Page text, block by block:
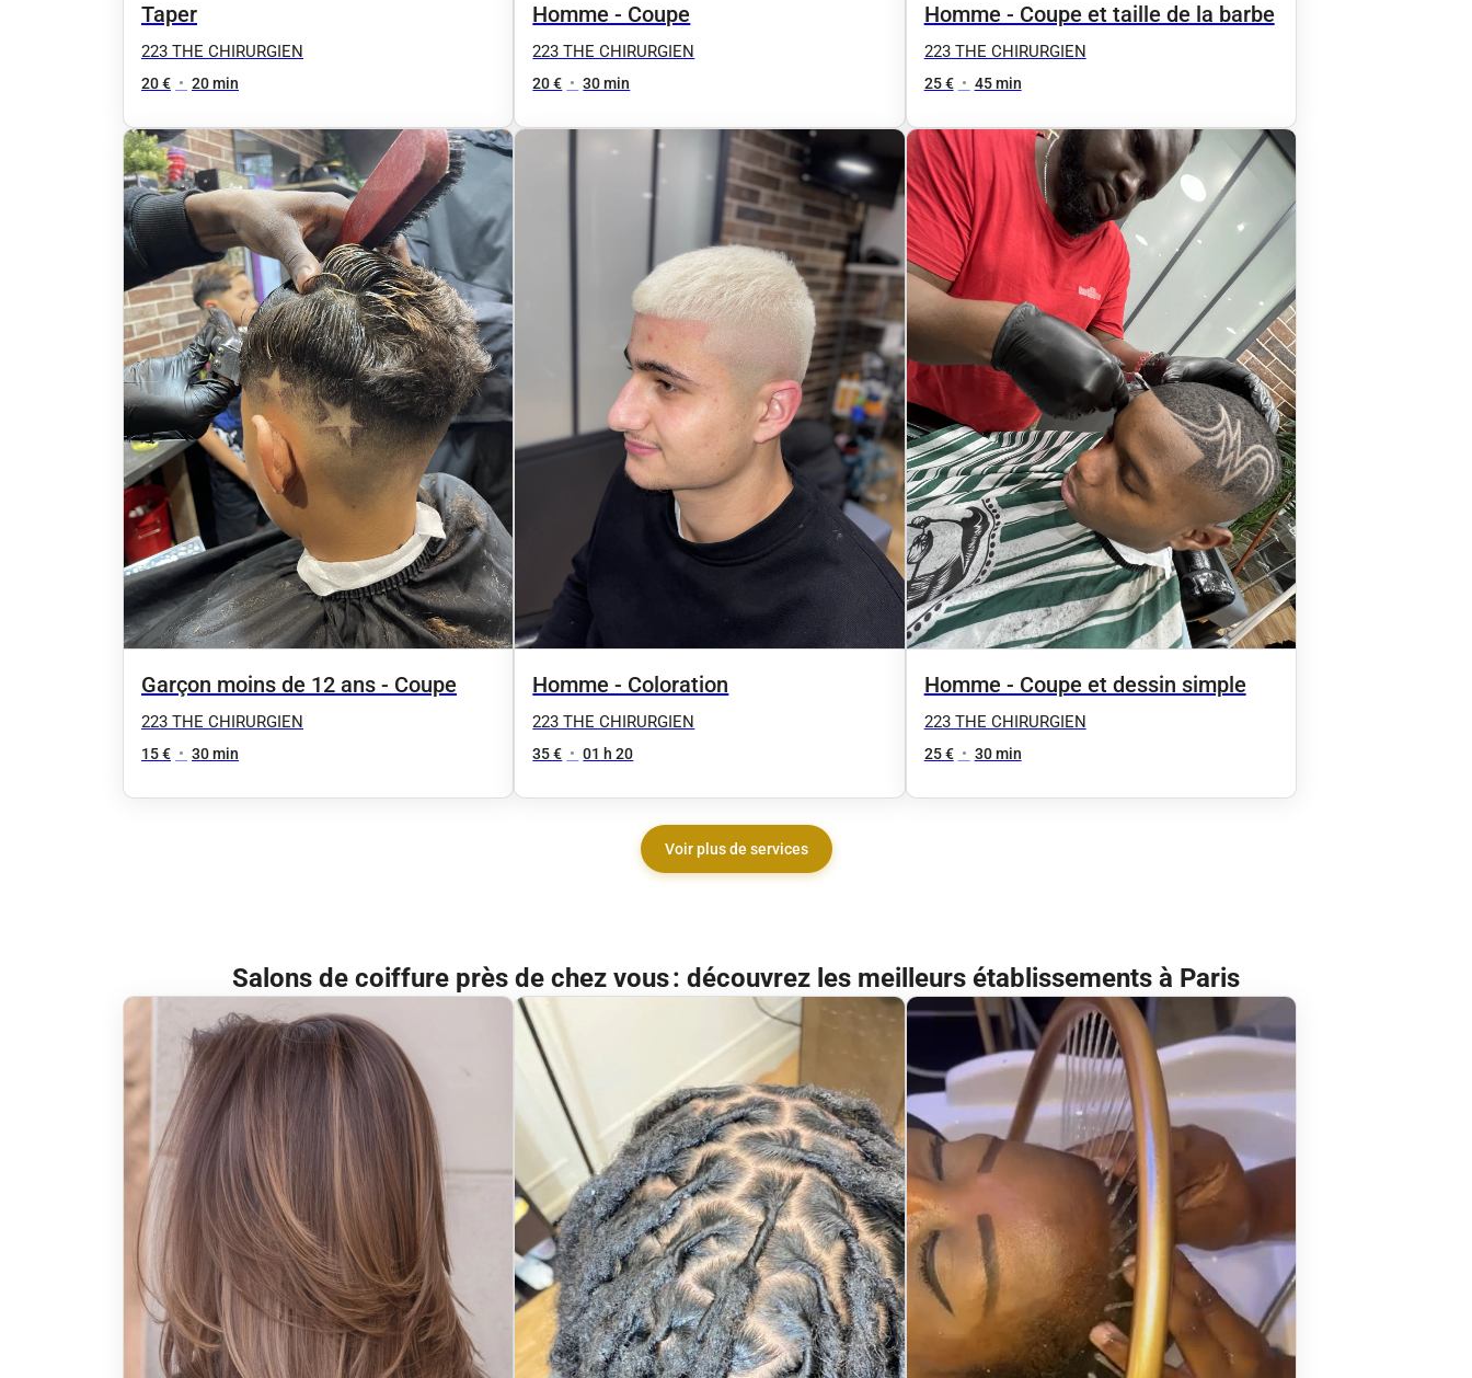
Taper
223 THE CHIRURGIEN
20 € • 20 min
Homme - Coupe
223 THE CHIRURGIEN
20 € • 30 min
Homme - Coupe et taille de la barbe
223 THE CHIRURGIEN
25 € • 45 min
Garçon moins de 12 ans - Coupe
223 THE CHIRURGIEN
15 € • 30 min
Homme - Coloration
223 THE CHIRURGIEN
35 € • 01 h 20
Homme - Coupe et dessin simple
223 THE CHIRURGIEN
25 € • 30 min
Voir plus de services
Salons de coiffure près de chez vous : découvrez les meilleurs établissements à Paris